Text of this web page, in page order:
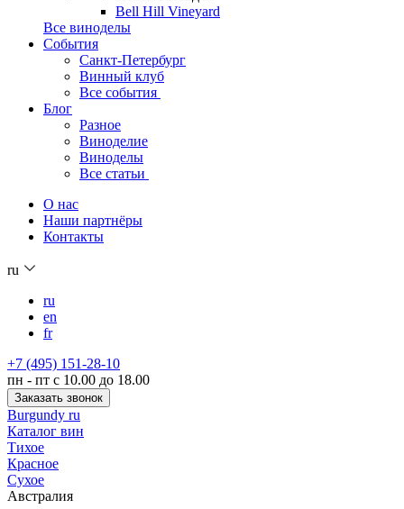
Bell Hill Vineyard
Все виноделы
События
Санкт-Петербург
Винный клуб
Все события
Блог
Разное
Виноделие
Виноделы
Все статьи
О нас
Наши партнёры
Контакты
ru
ru
en
fr
+7 (495) 151-28-10
пн - пт с 10.00 до 18.00
Заказать звонок
Burgundy ru
Каталог вин
Тихое
Красное
Сухое
Австралия